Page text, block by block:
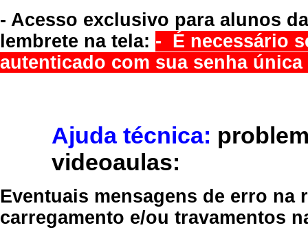
- Acesso exclusivo para alunos
lembrete na tela: - É necessário
autenticado com sua senha
Ajuda técnica:
videoaulas:
Eventuais mensagens de erro
carregamento e/ou travamentos